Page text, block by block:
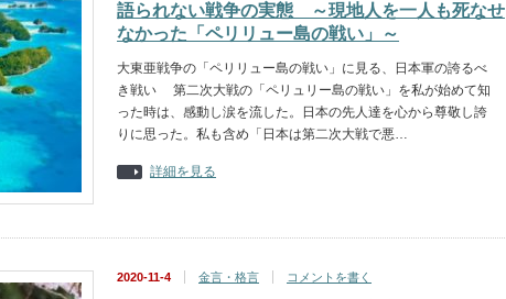
語られない戦争の実態 ～現地人を一人も死なせ
なかった「ペリリュー島の戦い」～
大東亜戦争の「ペリリュー島の戦い」に見る、日本軍の誇るべ
き戦い 第二次大戦の「ペリュリー島の戦い」を私が始めて知
った時は、感動し涙を流した。日本の先人達を心から尊敬し誇
りに思った。私も含め「日本は第二次大戦で悪…
詳細を見る
2020-11-4 金言・格言 コメントを書く